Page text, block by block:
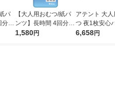
パ
L-
パ
【大人用おむつ/紙パ
ンツ】長時間 4回分 L-
LL Wの素材で快適パ
1,580円
アテント 大
つ 夜1枚安心
ープ用パッド
6,658円